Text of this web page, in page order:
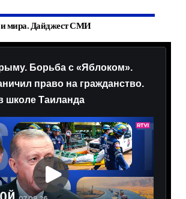
мира. Дайджест СМИ